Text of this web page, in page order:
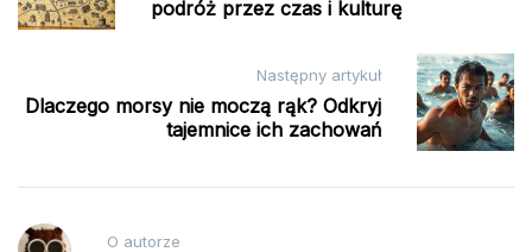
podróż przez czas i kulturę
Następny artykuł
Dlaczego morsy nie moczą rąk? Odkryj
tajemnice ich zachowań
O autorze